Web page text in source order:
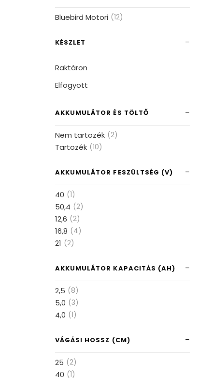
Bluebird Motori (12)
KÉSZLET
Raktáron
Elfogyott
AKKUMULÁTOR ÉS TÖLTŐ
Nem tartozék (2)
Tartozék (10)
AKKUMULÁTOR FESZÜLTSÉG (V)
40 (1)
50,4 (2)
12,6 (2)
16,8 (4)
21 (2)
AKKUMULÁTOR KAPACITÁS (AH)
2,5 (8)
5,0 (3)
4,0 (1)
VÁGÁSI HOSSZ (CM)
25 (2)
40 (1)